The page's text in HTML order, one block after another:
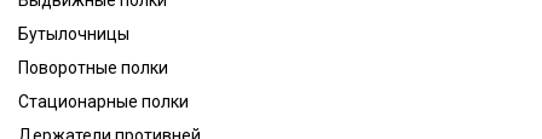
Бутылочницы
Поворотные полки
Стационарные полки